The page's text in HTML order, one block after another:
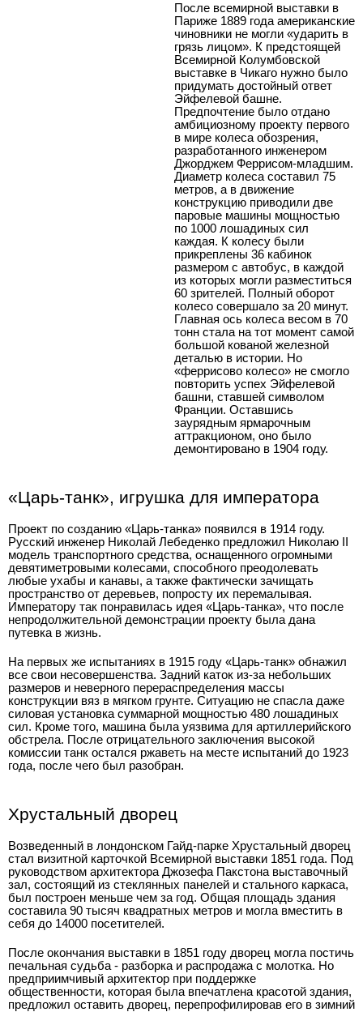
После всемирной выставки в
Париже 1889 года американские
чиновники не могли «ударить в
грязь лицом». К предстоящей
Всемирной Колумбовской
выставке в Чикаго нужно было
придумать достойный ответ
Эйфелевой башне.
Предпочтение было отдано
амбициозному проекту первого
в мире колеса обозрения,
разработанного инженером
Джорджем Феррисом-младшим.
Диаметр колеса составил 75
метров, а в движение
конструкцию приводили две
паровые машины мощностью
по 1000 лошадиных сил
каждая. К колесу были
прикреплены 36 кабинок
размером с автобус, в каждой
из которых могли разместиться
60 зрителей. Полный оборот
колесо совершало за 20 минут.
Главная ось колеса весом в 70
тонн стала на тот момент самой
большой кованой железной
деталью в истории. Но
«феррисово колесо» не смогло
повторить успех Эйфелевой
башни, ставшей символом
Франции. Оставшись
заурядным ярмарочным
аттракционом, оно было
демонтировано в 1904 году.
«Царь-танк», игрушка для императора
Проект по созданию «Царь-танка» появился в 1914 году.
Русский инженер Николай Лебеденко предложил Николаю II
модель транспортного средства, оснащенного огромными
девятиметровыми колесами, способного преодолевать
любые ухабы и канавы, а также фактически зачищать
пространство от деревьев, попросту их перемалывая.
Императору так понравилась идея «Царь-танка», что после
непродолжительной демонстрации проекту была дана
путевка в жизнь.
На первых же испытаниях в 1915 году «Царь-танк» обнажил
все свои несовершенства. Задний каток из-за небольших
размеров и неверного перераспределения массы
конструкции вяз в мягком грунте. Ситуацию не спасла даже
силовая установка суммарной мощностью 480 лошадиных
сил. Кроме того, машина была уязвима для артиллерийского
обстрела. После отрицательного заключения высокой
комиссии танк остался ржаветь на месте испытаний до 1923
года, после чего был разобран.
Хрустальный дворец
Возведенный в лондонском Гайд-парке Хрустальный дворец
стал визитной карточкой Всемирной выставки 1851 года. Под
руководством архитектора Джозефа Пакстона выставочный
зал, состоящий из стеклянных панелей и стального каркаса,
был построен меньше чем за год. Общая площадь здания
составила 90 тысяч квадратных метров и могла вместить в
себя до 14000 посетителей.
После окончания выставки в 1851 году дворец могла постичь
печальная судьба - разборка и распродажа с молотка. Но
предприимчивый архитектор при поддержке
общественности, которая была впечатлена красотой здания,
предложил оставить дворец, перепрофилировав его в зимний